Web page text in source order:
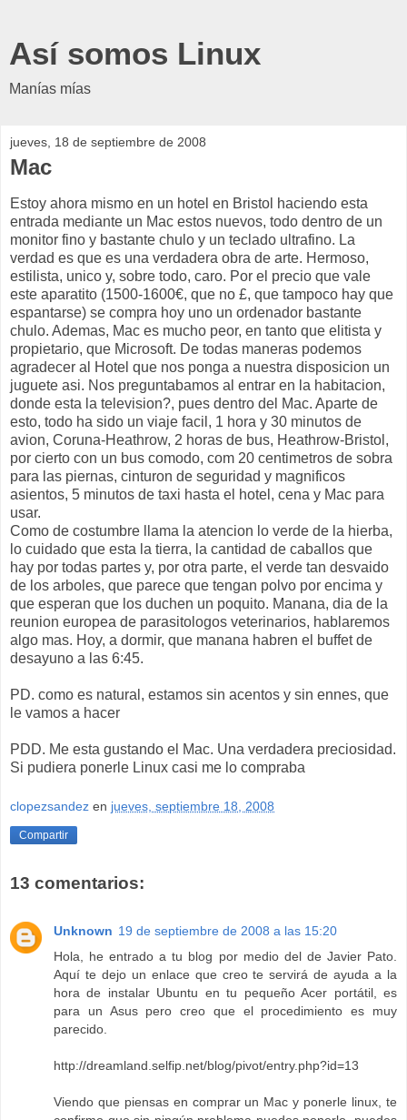
Así somos Linux
Manías mías
jueves, 18 de septiembre de 2008
Mac
Estoy ahora mismo en un hotel en Bristol haciendo esta
entrada mediante un Mac estos nuevos, todo dentro de un
monitor fino y bastante chulo y un teclado ultrafino. La
verdad es que es una verdadera obra de arte. Hermoso,
estilista, unico y, sobre todo, caro. Por el precio que vale
este aparatito (1500-1600€, que no £, que tampoco hay que
espantarse) se compra hoy uno un ordenador bastante
chulo. Ademas, Mac es mucho peor, en tanto que elitista y
propietario, que Microsoft. De todas maneras podemos
agradecer al Hotel que nos ponga a nuestra disposicion un
juguete asi. Nos preguntabamos al entrar en la habitacion,
donde esta la television?, pues dentro del Mac. Aparte de
esto, todo ha sido un viaje facil, 1 hora y 30 minutos de
avion, Coruna-Heathrow, 2 horas de bus, Heathrow-Bristol,
por cierto con un bus comodo, com 20 centimetros de sobra
para las piernas, cinturon de seguridad y magnificos
asientos, 5 minutos de taxi hasta el hotel, cena y Mac para
usar.
Como de costumbre llama la atencion lo verde de la hierba,
lo cuidado que esta la tierra, la cantidad de caballos que
hay por todas partes y, por otra parte, el verde tan desvaido
de los arboles, que parece que tengan polvo por encima y
que esperan que los duchen un poquito. Manana, dia de la
reunion europea de parasitologos veterinarios, hablaremos
algo mas. Hoy, a dormir, que manana habren el buffet de
desayuno a las 6:45.
PD. como es natural, estamos sin acentos y sin ennes, que
le vamos a hacer
PDD. Me esta gustando el Mac. Una verdadera preciosidad.
Si pudiera ponerle Linux casi me lo compraba
clopezsandez en jueves, septiembre 18, 2008
Compartir
13 comentarios:
Unknown 19 de septiembre de 2008 a las 15:20
Hola, he entrado a tu blog por medio del de Javier Pato.
Aquí te dejo un enlace que creo te servirá de ayuda a la
hora de instalar Ubuntu en tu pequeño Acer portátil, es
para un Asus pero creo que el procedimiento es muy
parecido.
http://dreamland.selfip.net/blog/pivot/entry.php?id=13
Viendo que piensas en comprar un Mac y ponerle linux, te